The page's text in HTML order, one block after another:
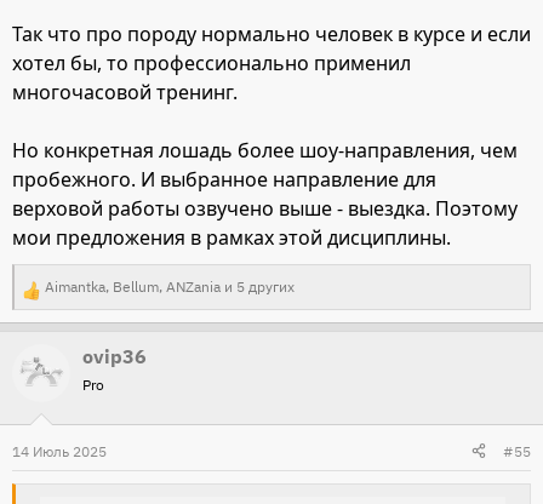
Так что про породу нормально человек в курсе и если
хотел бы, то профессионально применил
многочасовой тренинг.
Но конкретная лошадь более шоу-направления, чем
пробежного. И выбранное направление для
верховой работы озвучено выше - выездка. Поэтому
мои предложения в рамках этой дисциплины.
Р
е
а
к
и
и
Aimantka, Bellum, ANZania и 5 других
ovip36
Pro
14 Июль 2025 #55